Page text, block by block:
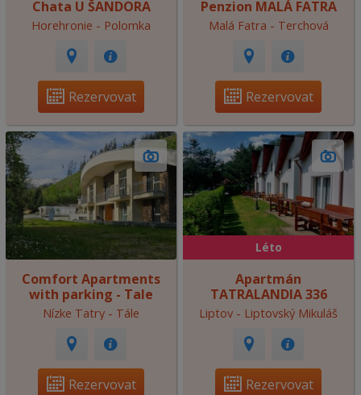
Chata U ŠANDORA
Horehronie - Polomka
Rezervovat
Penzion MALÁ FATRA
Malá Fatra - Terchová
Rezervovat
Comfort Apartments
with parking - Tale
Nízke Tatry - Tále
Rezervovat
Léto
Apartmán
TATRALANDIA 336
Liptov - Liptovský Mikuláš
Rezervovat